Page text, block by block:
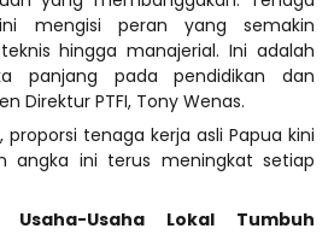
mengisi peran yang semakin
hingga manajerial. Ini adalah
panjang pada pendidikan dan
Direktur PTFI, Tony Wenas.
tenaga kerja asli Papua kini
angka ini terus meningkat setiap
Usaha-Usaha Lokal Tumbuh